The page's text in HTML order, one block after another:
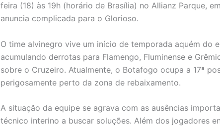
feira (18) às 19h (horário de Brasília) no Allianz Parque,
anuncia complicada para o Glorioso.
O time alvinegro vive um início de temporada aquém do
acumulando derrotas para Flamengo, Fluminense e
sobre o Cruzeiro. Atualmente, o Botafogo ocupa a 17ª
perigosamente perto da zona de rebaixamento.
A situação da equipe se agrava com as ausências
técnico interino a buscar soluções. Além dos jogadores